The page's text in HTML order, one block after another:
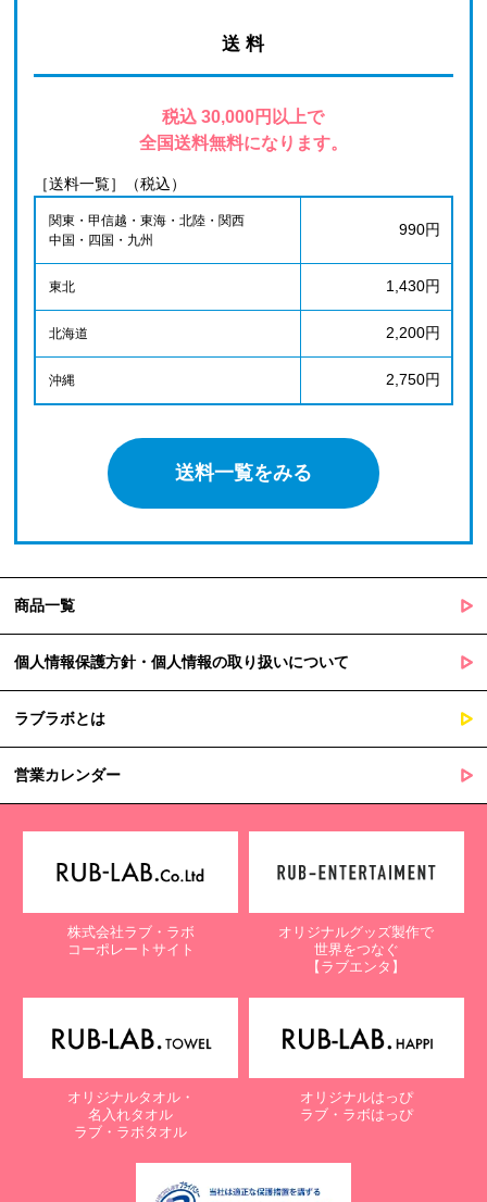
送 料
税込 30,000円以上で
全国送料無料になります。
［送料一覧］（税込）
関東・甲信越・東海・北陸・関西
中国・四国・九州
990円
東北 1,430円
北海道 2,200円
沖縄 2,750円
送料一覧をみる
商品一覧
個人情報保護方針・個人情報の取り扱いについて
ラブラボとは
営業カレンダー
株式会社ラブ・ラボ
コーポレートサイト
オリジナルグッズ製作で
世界をつなぐ
【ラブエンタ】
オリジナルタオル・
名入れタオル
ラブ・ラボタオル
オリジナルはっぴ
ラブ・ラボはっぴ